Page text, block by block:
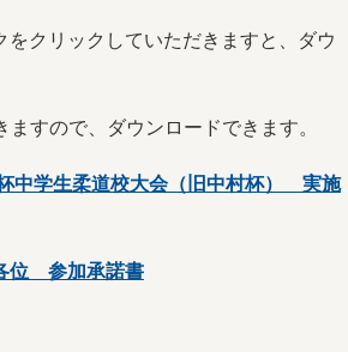
をクリックしていただきますと、ダウ
すので、ダウンロードできます。
中学生柔道校大会（旧中村杯） 実施
位 参加承諾書